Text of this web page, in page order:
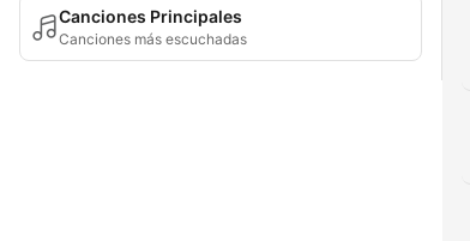
Canciones Principales
Canciones más escuchadas